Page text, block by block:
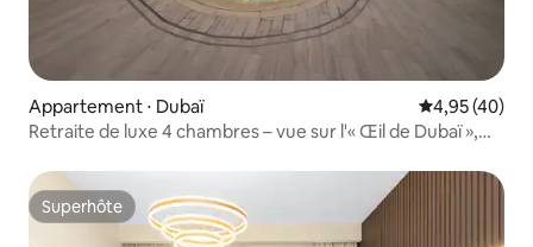
Appartement ⋅ Dubaï Évaluation
4,95 (40)
Retraite de luxe 4 chambres – vue sur l'« Œil de Dubaï »,
Superhôte
Superhôte